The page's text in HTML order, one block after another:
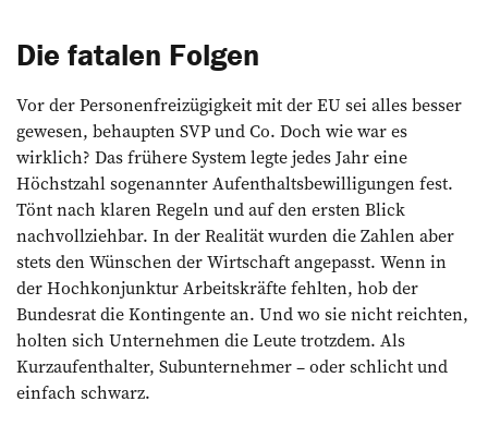
Die fatalen Folgen
Vor der Personenfreizügigkeit mit der EU sei alles besser
gewesen, behaupten SVP und Co. Doch wie war es
wirklich? Das frühere System legte jedes Jahr eine
Höchstzahl sogenannter Aufenthaltsbewilligungen fest.
Tönt nach klaren Regeln und auf den ersten Blick
nachvollziehbar. In der Realität wurden die Zahlen aber
stets den Wünschen der Wirtschaft angepasst. Wenn in
der Hochkonjunktur Arbeitskräfte fehlten, hob der
Bundesrat die Kontingente an. Und wo sie nicht reichten,
holten sich Unternehmen die Leute trotzdem. Als
Kurzaufenthalter, Subunternehmer – oder schlicht und
einfach schwarz.